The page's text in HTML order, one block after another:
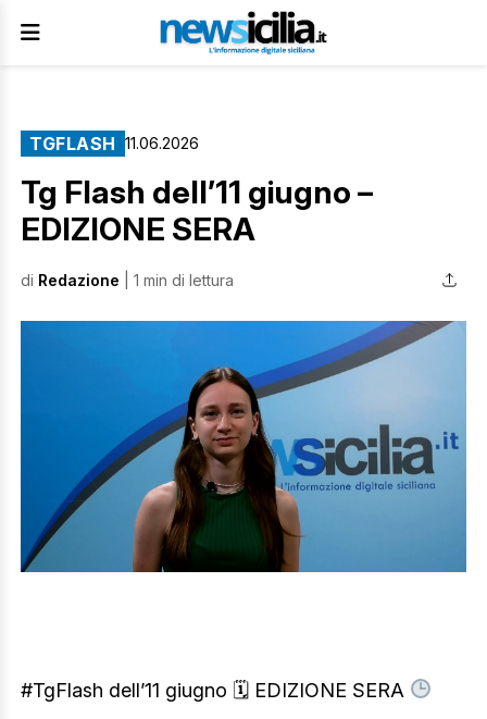
TGFLASH 11.06.2026
Tg Flash dell’11 giugno –
EDIZIONE SERA
di Redazione | 1 min di lettura
#TgFlash dell’11 giugno 🗓 EDIZIONE SERA